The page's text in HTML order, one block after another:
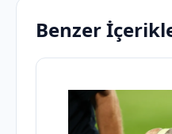
Benzer